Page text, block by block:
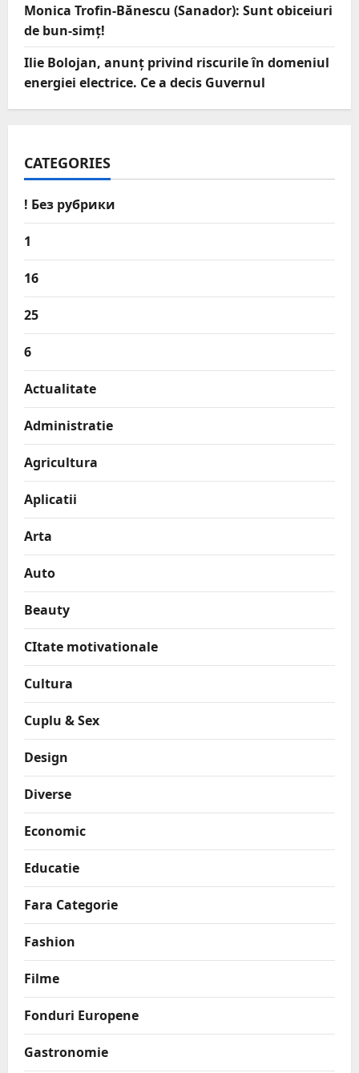
Monica Trofin-Bănescu (Sanador): Sunt obiceiuri
de bun-simț!
Ilie Bolojan, anunț privind riscurile în domeniul
energiei electrice. Ce a decis Guvernul
CATEGORIES
! Без рубрики
1
16
25
6
Actualitate
Administratie
Agricultura
Aplicatii
Arta
Auto
Beauty
CItate motivationale
Cultura
Cuplu & Sex
Design
Diverse
Economic
Educatie
Fara Categorie
Fashion
Filme
Fonduri Europene
Gastronomie